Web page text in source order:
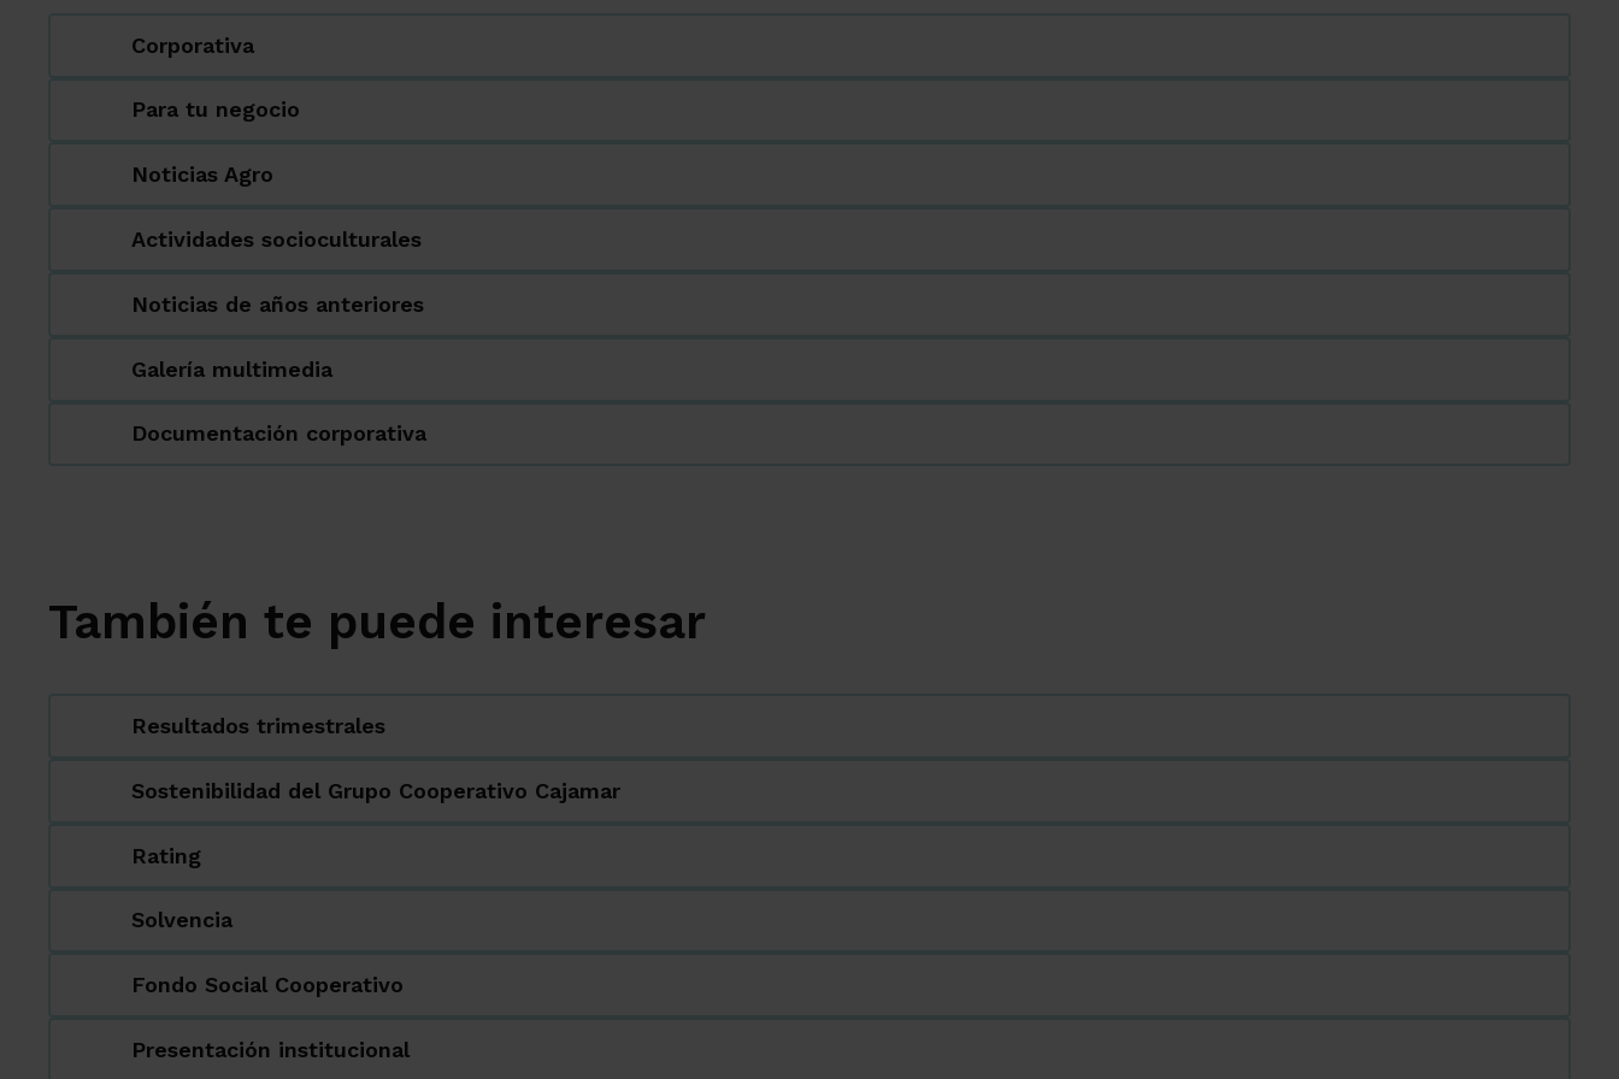
Corporativa
Para tu negocio
Noticias Agro
Actividades socioculturales
Noticias de años anteriores
Galería multimedia
Documentación corporativa
También te puede interesar
Resultados trimestrales
Sostenibilidad del Grupo Cooperativo Cajamar
Rating
Solvencia
Fondo Social Cooperativo
Presentación institucional